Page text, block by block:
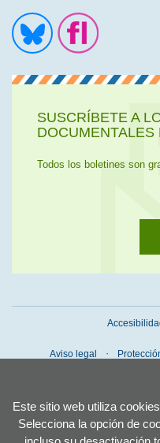
Este sitio web utiliza
Selecciona la opción de
SUSCRÍBETE A
DOCUMENTALES
Todos los boletines son
Aviso legal